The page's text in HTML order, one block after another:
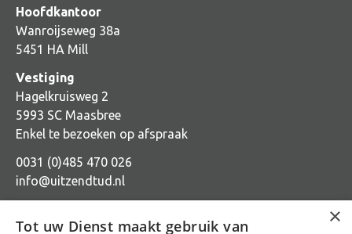
Hoofdkantoor
Wanroijseweg 38a
5451 HA Mill
Vestiging
Hagelkruisweg 2
5993 SC Maasbree
Enkel te bezoeken op afspraak
0031 (0)485 470 026
info@uitzendtud.nl
×
Tot uw Dienst maakt gebruik van